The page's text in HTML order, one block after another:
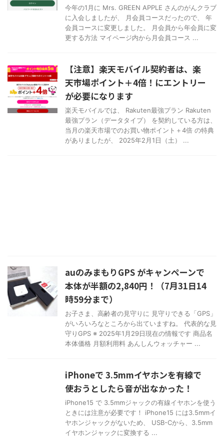
今年の1月に Mrs. GREEN APPLE さんのがんクラブ
に入会しましたが、 月会員コースだったので、 年
会員コースに変更しました。 月会員から年会員に変
更する方法 マイページ内から月会員コース ...
【注意】楽天モバイル契約者は、楽
天市場ポイント＋4倍！にエントリー
が必要になります
楽天モバイルでは、 Rakuten最強プラン Rakuten
最強プラン（データタイプ） を契約している方は、
当月の楽天市場でのお買い物ポイント＋4倍 の特典
がありましたが、 2025年2月1日（土） ...
auのみまもりGPS がキャンペーンで
本体が半額の2,840円！（7月31日14
時59分まで）
お子さま、高齢者の見守りに 見守りできる「GPS」
がいろいろなところから出ていますね。 代表的な見
守りGPS ※ 2025年1月29日現在の情報です 商品名
本体価格 月額利用料 あんしんウォッチャー ...
iPhoneで 3.5mmイヤホンを有線で
使おうとしたら音が出なかった！
iPhone15 で 3.5mmジャックの有線イヤホンを使う
ときには注意が必要です！ iPhone15 には3.5mmイ
ヤホンジャックがないため、 USB-Cから、3.5mm
イヤホンジャックに変換する ...